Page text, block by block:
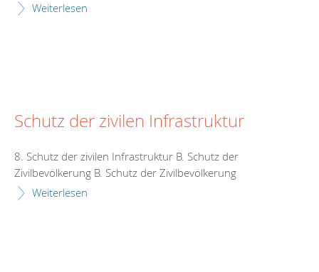
Weiterlesen
Schutz der zivilen Infrastruktur
8. Schutz der zivilen Infrastruktur B. Schutz der
Zivilbevölkerung B. Schutz der Zivilbevölkerung
Weiterlesen